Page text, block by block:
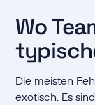
Wo
Die meisten
exotisch. Es